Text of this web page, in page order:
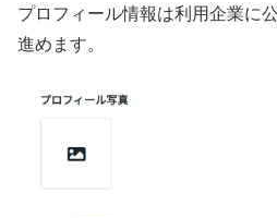
プロフィール情報は利用企業に
進めます。